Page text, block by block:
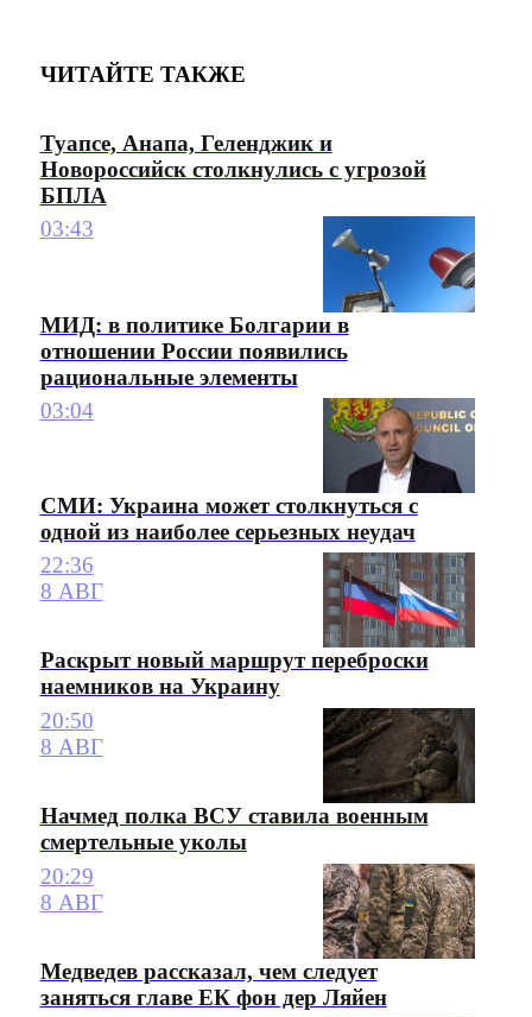
ЧИТАЙТЕ ТАКЖЕ
Туапсе, Анапа, Геленджик и
Новороссийск столкнулись с угрозой
БПЛА
03:43
МИД: в политике Болгарии в
отношении России появились
рациональные элементы
03:04
СМИ: Украина может столкнуться с
одной из наиболее серьезных неудач
22:36
8 АВГ
Раскрыт новый маршрут переброски
наемников на Украину
20:50
8 АВГ
Начмед полка ВСУ ставила военным
смертельные уколы
20:29
8 АВГ
Медведев рассказал, чем следует
заняться главе ЕК фон дер Ляйен